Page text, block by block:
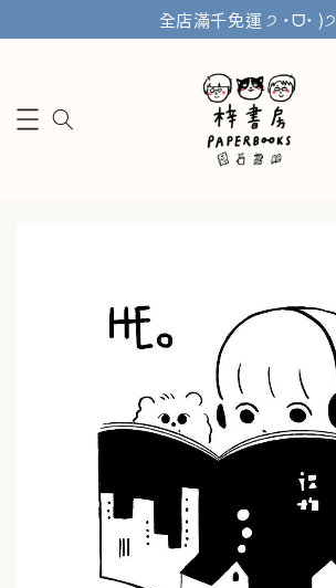
全店滿千免運 ੭ ˙ᗜ˙ )੭